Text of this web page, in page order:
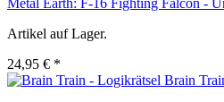
Metal Earth: F-16 Fighting Falcon -
Artikel auf Lager.
24,95 € *
Brain